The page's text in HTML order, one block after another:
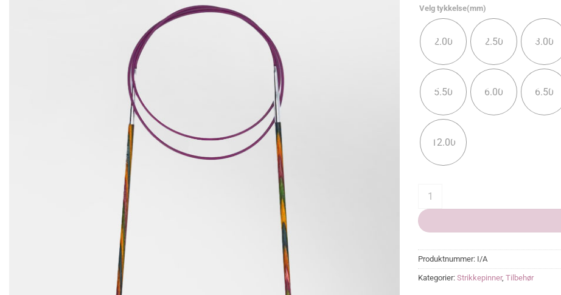
Velg tykkelse(mm)
2.00 2.50 3.00
5.50 6.00 6.50
12.00
Symfonie rundpinner quantity
Produktnummer: I/A
Kategorier: Strikkepinner, Tilbehør